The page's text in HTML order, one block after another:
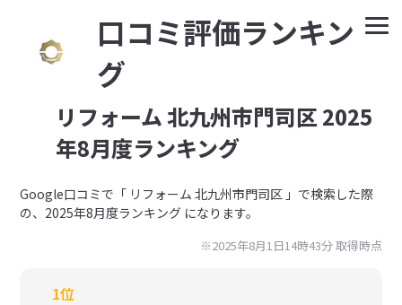
⼝コミ評価ランキン
グ
リフォーム 北九州市門司区 2025
年8月度ランキング
Google⼝コミで「 リフォーム 北九州市門司区 」で検索した際
の、2025年8月度ランキング になります。
※2025年8月1日14時43分 取得時点
1位